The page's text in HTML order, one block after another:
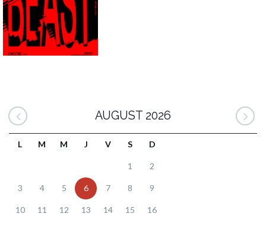
AUGUST 2026
L M M J V S D
1 2
3 4 5 6 7 8 9
10 11 12 13 14 15 16